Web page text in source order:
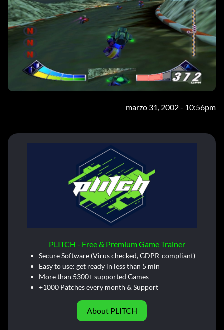
marzo 31, 2002 - 10:56pm
PLITCH - Free & Premium Game Trainer
Secure Software (Virus checked, GDPR-compliant)
Easy to use: get ready in less than 5 min
More than 5300+ supported Games
+1000 Patches every month & Support
About PLITCH